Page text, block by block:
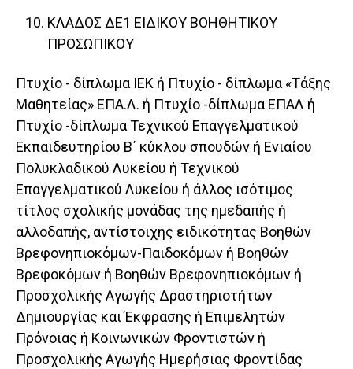
ΚΛΑΔΟΣ ΔΕ1 ΕΙΔΙΚΟΥ ΒΟΗΘΗΤΙΚΟΥ
ΠΡΟΣΩΠΙΚΟΥ
Πτυχίο - δίπλωμα ΙΕΚ ή Πτυχίο - δίπλωμα «Τάξης
Μαθητείας» ΕΠΑ.Λ. ή Πτυχίο -δίπλωμα ΕΠΑΛ ή
Πτυχίο -δίπλωμα Τεχνικού Επαγγελματικού
Εκπαιδευτηρίου Β΄ κύκλου σπουδών ή Ενιαίου
Πολυκλαδικού Λυκείου ή Τεχνικού
Επαγγελματικού Λυκείου ή άλλος ισότιμος
τίτλος σχολικής μονάδας της ημεδαπής ή
αλλοδαπής, αντίστοιχης ειδικότητας Βοηθών
Βρεφονηπιοκόμων-Παιδοκόμων ή Βοηθών
Βρεφοκόμων ή Βοηθών Βρεφονηπιοκόμων ή
Προσχολικής Αγωγής Δραστηριοτήτων
Δημιουργίας και Έκφρασης ή Επιμελητών
Πρόνοιας ή Κοινωνικών Φροντιστών ή
Προσχολικής Αγωγής Ημερήσιας Φροντίδας